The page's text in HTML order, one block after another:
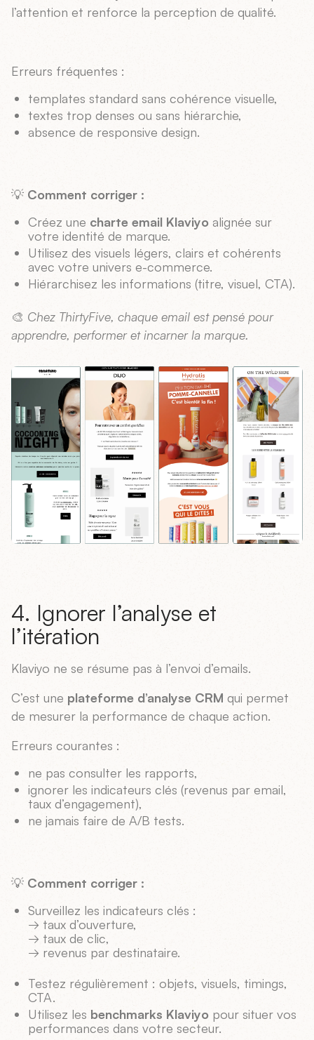
l’attention et renforce la perception de qualité.
Erreurs fréquentes :
templates standard sans cohérence visuelle,
textes trop denses ou sans hiérarchie,
absence de responsive design.
💡 Comment corriger :
Créez une charte email Klaviyo alignée sur
votre identité de marque.
Utilisez des visuels légers, clairs et cohérents
avec votre univers e-commerce.
Hiérarchisez les informations (titre, visuel, CTA).
🎨 Chez ThirtyFive, chaque email est pensé pour
apprendre, performer et incarner la marque.
4. Ignorer l’analyse et
l’itération
Klaviyo ne se résume pas à l’envoi d’emails.
C’est une plateforme d’analyse CRM qui permet
de mesurer la performance de chaque action.
Erreurs courantes :
ne pas consulter les rapports,
ignorer les indicateurs clés (revenus par email,
taux d’engagement),
ne jamais faire de A/B tests.
💡 Comment corriger :
Surveillez les indicateurs clés :
→ taux d’ouverture,
→ taux de clic,
→ revenus par destinataire.
Testez régulièrement : objets, visuels, timings,
CTA.
Utilisez les benchmarks Klaviyo pour situer vos
performances dans votre secteur.